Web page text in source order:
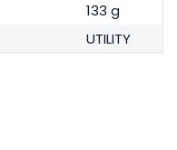
133 g
UTILITY